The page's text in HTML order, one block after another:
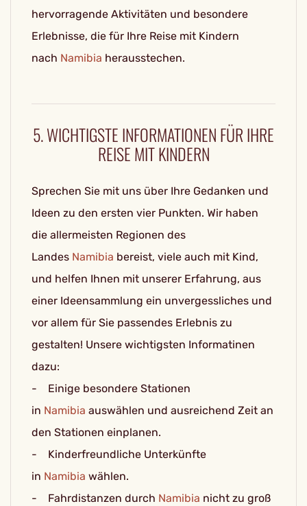
hervorragende Aktivitäten und besondere
Erlebnisse, die für Ihre Reise mit Kindern
nach Namibia herausstechen.
5. WICHTIGSTE INFORMATIONEN FÜR IHRE
REISE MIT KINDERN
Sprechen Sie mit uns über Ihre Gedanken und
Ideen zu den ersten vier Punkten. Wir haben
die allermeisten Regionen des
Landes Namibia bereist, viele auch mit Kind,
und helfen Ihnen mit unserer Erfahrung, aus
einer Ideensammlung ein unvergessliches und
vor allem für Sie passendes Erlebnis zu
gestalten! Unsere wichtigsten Informatinen
dazu:
- Einige besondere Stationen
in Namibia auswählen und ausreichend Zeit an
den Stationen einplanen.
- Kinderfreundliche Unterkünfte
in Namibia wählen.
- Fahrdistanzen durch Namibia nicht zu groß